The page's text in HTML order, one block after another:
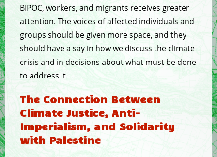
BIPOC, workers, and migrants receives greater
attention. The voices of affected individuals and
groups should be given more space, and they
should have a say in how we discuss the climate
crisis and in decisions about what must be done
to address it.
The Connection Between
Climate Justice, Anti-
Imperialism, and Solidarity
with Palestine